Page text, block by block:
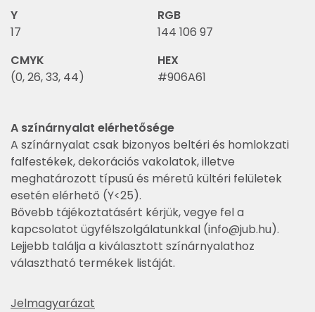
Y
17
RGB
144 106 97
CMYK
(0, 26, 33, 44)
HEX
#906A61
A színárnyalat elérhetősége
A színárnyalat csak bizonyos beltéri és homlokzati
falfestékek, dekorációs vakolatok, illetve
meghatározott típusú és méretű kültéri felületek
esetén elérhető (Y<25).
Bővebb tájékoztatásért kérjük, vegye fel a
kapcsolatot ügyfélszolgálatunkkal (info@jub.hu).
Lejjebb találja a kiválasztott színárnyalathoz
választható termékek listáját.
Jelmagyarázat